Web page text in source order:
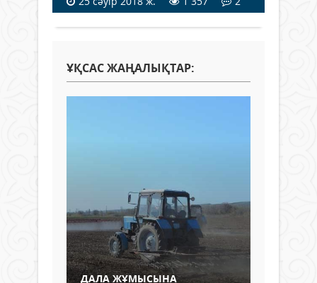
ҰҚСАС ЖАҢАЛЫҚТАР:
ДАЛА ЖҰМЫСЫНА